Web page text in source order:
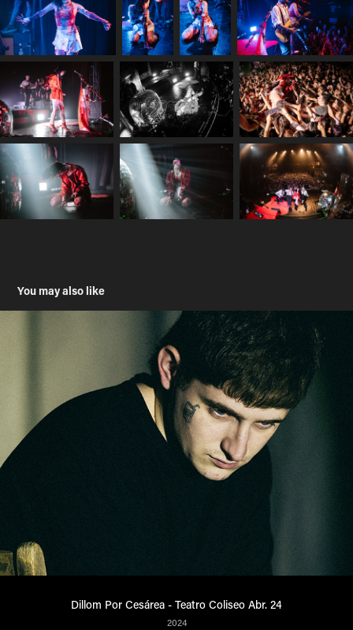
You may also like
Dillom Por Cesárea - Teatro Coliseo Abr. 24
2024